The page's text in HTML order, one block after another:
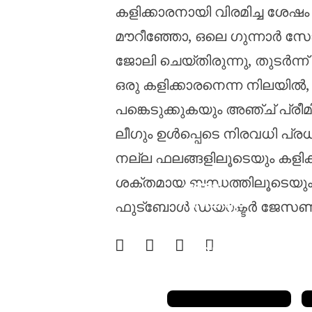
കളിക്കാരനായി വിരമിച്ച
മൗറീഞ്ഞോ, ഒലെ ഗുന്നാർ
ജോലി ചെയ്തിരുന്നു, തുടർന്ന്
ഒരു കളിക്കാരനെന്ന
പങ്കെടുക്കുകയും അഞ്ച്
ലീഗും ഉൾപ്പെടെ നിരവധി
നല്ല ഫലങ്ങളിലൂടെയും
ശക്തമായ ബന്ധത്തിലൂടെയും
ഫുട്ബോൾ ഡയറക്ടർ
തുടർച്ചയായ
രണ്ടാം
വർഷവും
അലൻ
മെഡൽ നേടി